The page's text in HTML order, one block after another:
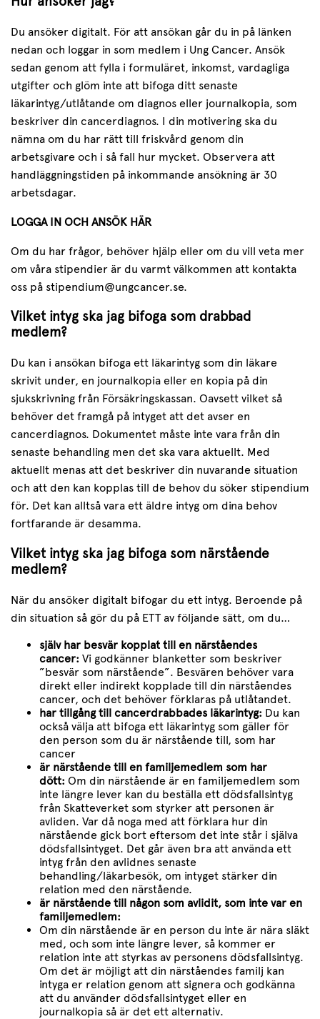
Du ansöker digitalt. För att ansökan går du in på länken
nedan och loggar in som medlem i Ung Cancer. Ansök
sedan genom att fylla i formuläret, inkomst, vardagliga
utgifter och glöm inte att bifoga ditt senaste
läkarintyg/utlåtande om diagnos eller journalkopia, som
beskriver din cancerdiagnos. I din motivering ska du
nämna om du har rätt till friskvård genom din
arbetsgivare och i så fall hur mycket. Observera att
handläggningstiden på inkommande ansökning är 30
arbetsdagar.
LOGGA IN OCH ANSÖK HÄR
Om du har frågor, behöver hjälp eller om du vill veta mer
om våra stipendier är du varmt välkommen att kontakta
oss på stipendium@ungcancer.se.
Vilket intyg ska jag bifoga som drabbad
medlem?
Du kan i ansökan bifoga ett läkarintyg som din läkare
skrivit under, en journalkopia eller en kopia på din
sjukskrivning från Försäkringskassan. Oavsett vilket så
behöver det framgå på intyget att det avser en
cancerdiagnos. Dokumentet måste inte vara från din
senaste behandling men det ska vara aktuellt. Med
aktuellt menas att det beskriver din nuvarande situation
och att den kan kopplas till de behov du söker stipendium
för. Det kan alltså vara ett äldre intyg om dina behov
fortfarande är desamma.
Vilket intyg ska jag bifoga som närstående
medlem?
När du ansöker digitalt bifogar du ett intyg. Beroende på
din situation så gör du på ETT av följande sätt, om du…
själv har besvär kopplat till en närståendes
cancer: Vi godkänner blanketter som beskriver
”besvär som närstående”. Besvären behöver vara
direkt eller indirekt kopplade till din närståendes
cancer, och det behöver förklaras på utlåtandet.
har tillgång till cancerdrabbades läkarintyg: Du kan
också välja att bifoga ett läkarintyg som gäller för
den person som du är närstående till, som har
cancer
är närstående till en familjemedlem som har
dött: Om din närstående är en familjemedlem som
inte längre lever kan du beställa ett dödsfallsintyg
från Skatteverket som styrker att personen är
avliden. Var då noga med att förklara hur din
närstående gick bort eftersom det inte står i själva
dödsfallsintyget. Det går även bra att använda ett
intyg från den avlidnes senaste
behandling/läkarbesök, om intyget stärker din
relation med den närstående.
är närstående till någon som avlidit, som inte var en
familjemedlem:
Om din närstående är en person du inte är nära släkt
med, och som inte längre lever, så kommer er
relation inte att styrkas av personens dödsfallsintyg.
Om det är möjligt att din närståendes familj kan
intyga er relation genom att signera och godkänna
att du använder dödsfallsintyget eller en
journalkopia så är det ett alternativ.